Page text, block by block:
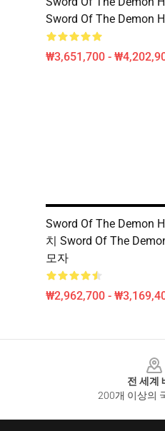
Sword Of The Demon
₩3,651,700 -
Sword Of The Demon
치 Sword Of The
모자
₩2,962,700 -
전 세계
200개 이상의